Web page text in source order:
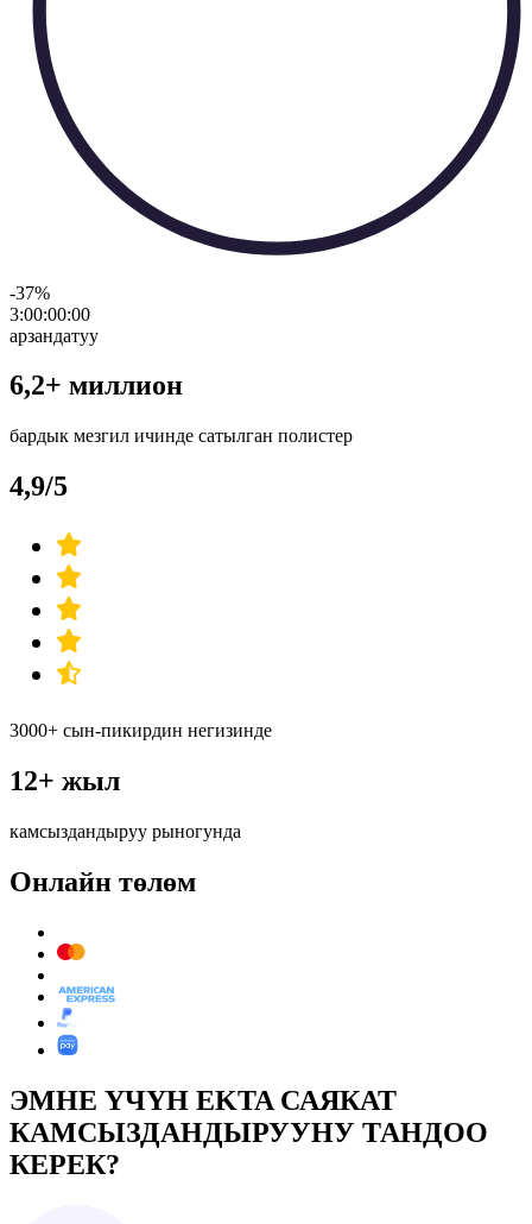
-37%
3:00:00:00
арзандатуу
6,2+ миллион
бардык мезгил ичинде сатылган полистер
4,9/5
3000+ сын-пикирдин негизинде
12+ жыл
камсыздандыруу рыногунда
Онлайн төлөм
ЭМНЕ ҮЧҮН EKTA САЯКАТ
КАМСЫЗДАНДЫРУУНУ ТАНДОО
КЕРЕК?